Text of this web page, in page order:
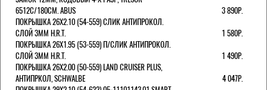
6512C/180СМ. ABUS
3 890Р.
ПОКРЫШКА 26X2.10 (54-559) СЛИК АНТИПРОКОЛ.
СЛОЙ 3ММ H.R.T.
1 580Р.
ПОКРЫШКА 26X1.95 (53-559) П/СЛИК АНТИПРОКОЛ.
СЛОЙ 3ММ H.R.T.
1 490Р.
ПОКРЫШКА 26X2.00 (50-559) LAND CRUISER PLUS,
АНТИПРКОЛ, SCHWALBE
4 047Р.